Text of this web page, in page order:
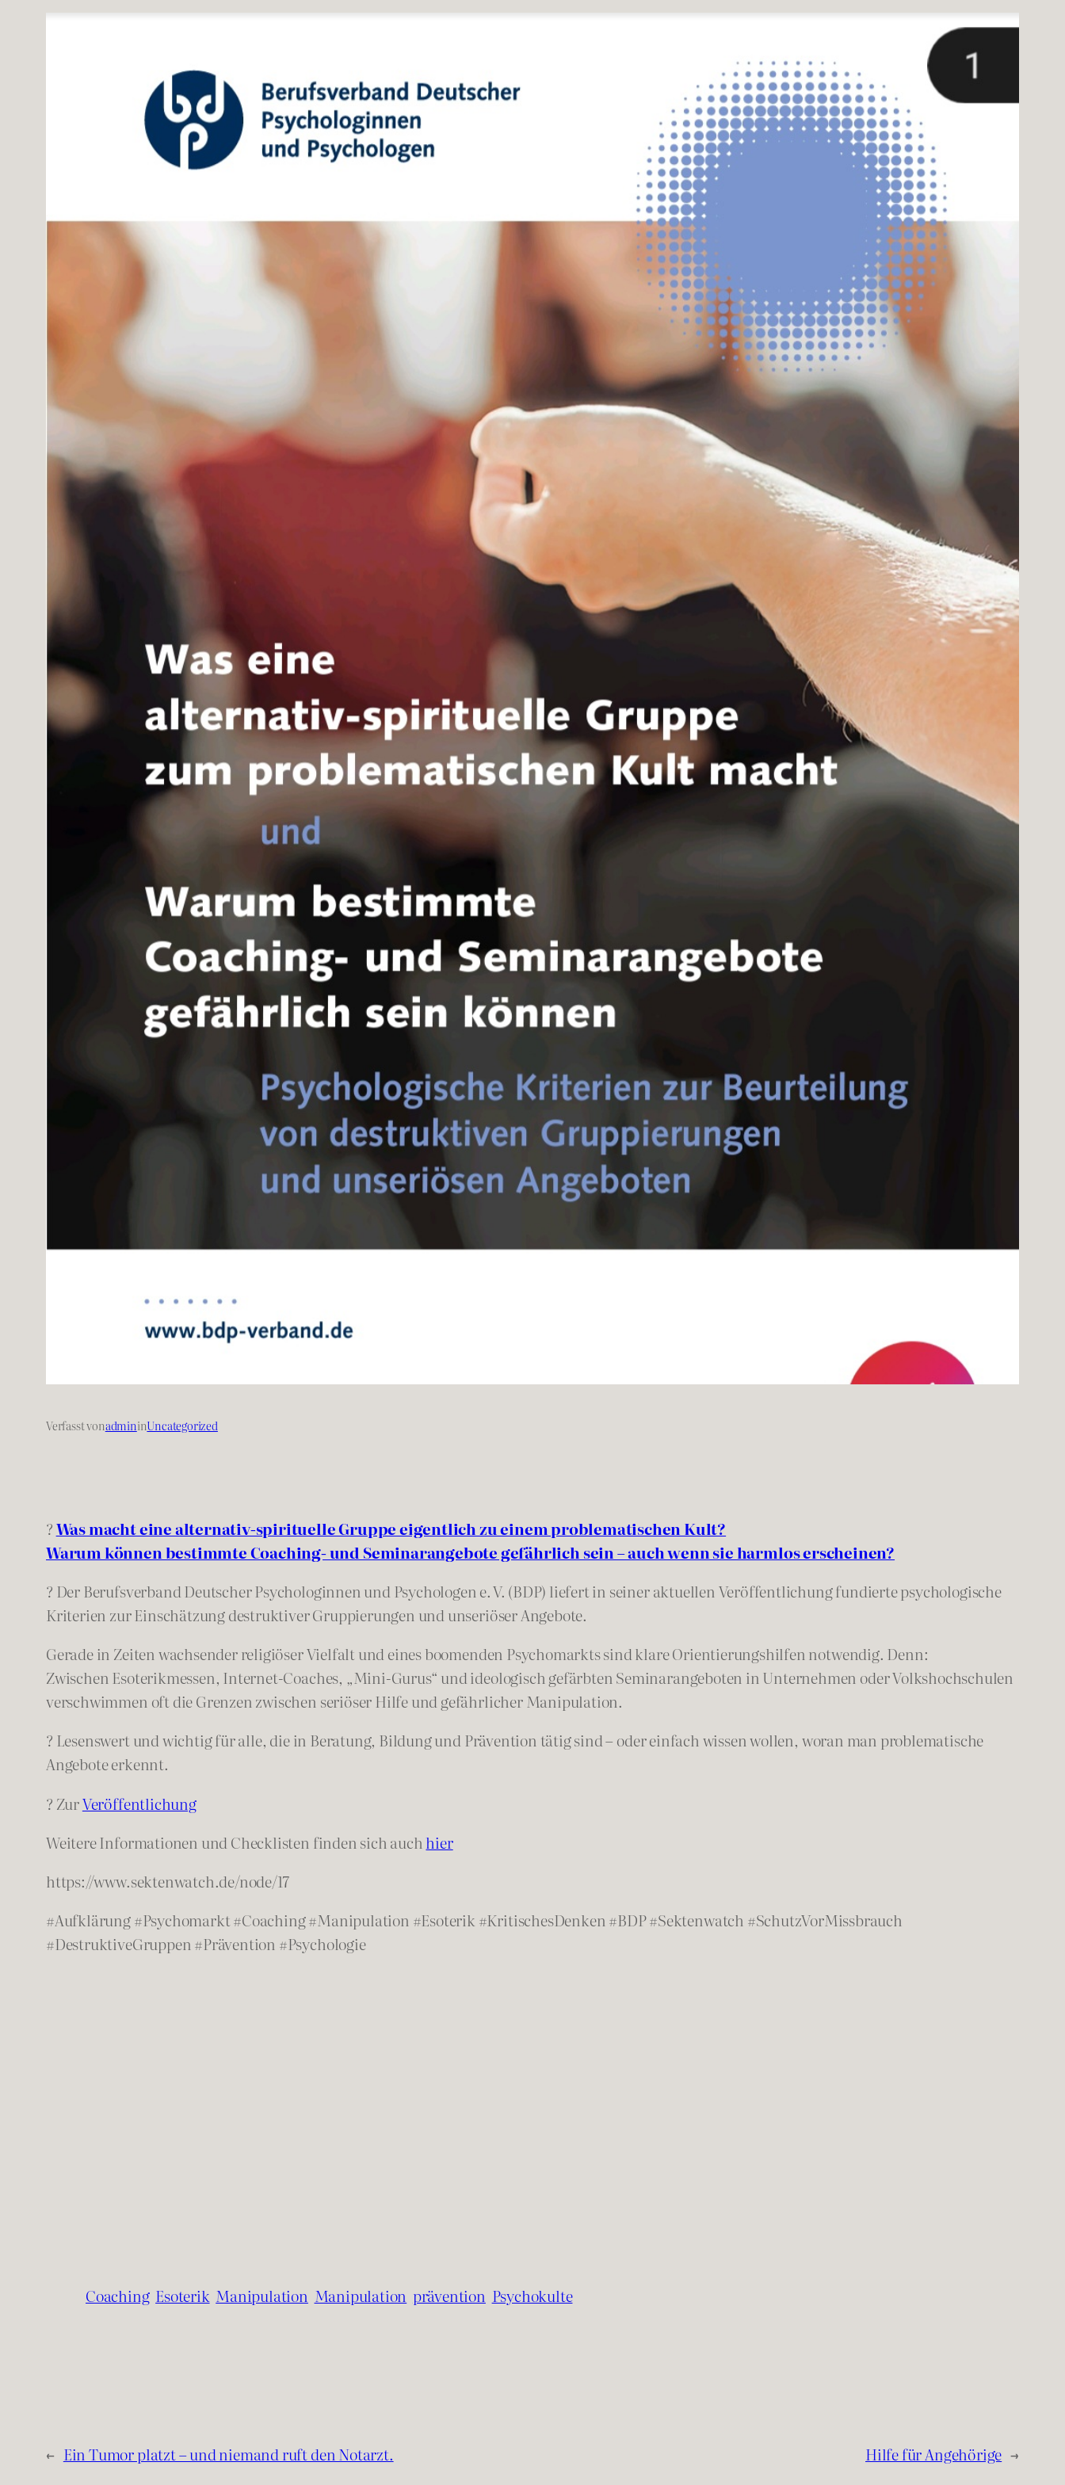
Verfasst vonadmininUncategorized
?Was macht eine alternativ-spirituelle Gruppe eigentlich zu einem problematischen Kult?
Warum können bestimmte Coaching- und Seminarangebote gefährlich sein – auch wenn sie harmlos erscheinen?
? Der Berufsverband Deutscher Psychologinnen und Psychologen e. V. (BDP) liefert in seiner aktuellen Veröffentlichung fundierte psychologische
Kriterien zur Einschätzung destruktiver Gruppierungen und unseriöser Angebote.
Gerade in Zeiten wachsender religiöser Vielfalt und eines boomenden Psychomarkts sind klare Orientierungshilfen notwendig. Denn:
Zwischen Esoterikmessen, Internet-Coaches, „Mini-Gurus“ und ideologisch gefärbten Seminarangeboten in Unternehmen oder Volkshochschulen
verschwimmen oft die Grenzen zwischen seriöser Hilfe und gefährlicher Manipulation.
? Lesenswert und wichtig für alle, die in Beratung, Bildung und Prävention tätig sind – oder einfach wissen wollen, woran man problematische
Angebote erkennt.
? ZurVeröffentlichung
Weitere Informationen und Checklisten finden sich auch hier
https://www.sektenwatch.de/node/17
#Aufklärung #Psychomarkt #Coaching #Manipulation #Esoterik #KritischesDenken #BDP #Sektenwatch #SchutzVorMissbrauch
#DestruktiveGruppen #Prävention #Psychologie
Coaching Esoterik Manipulation Manipulation prävention Psychokulte
← Ein Tumor platzt – und niemand ruft den Notarzt. Hilfe für Angehörige →